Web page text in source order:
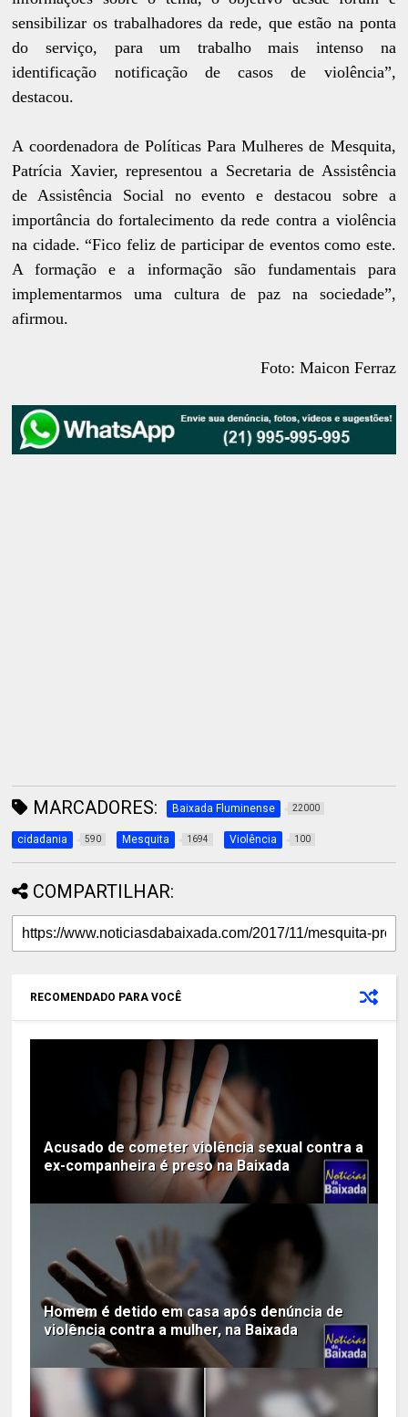
sensibilizar os trabalhadores da rede, que estão na ponta
do serviço, para um trabalho mais intenso na
identificação notificação de casos de violência”,
destacou.
A coordenadora de Políticas Para Mulheres de Mesquita,
Patrícia Xavier, representou a Secretaria de Assistência
de Assistência Social no evento e destacou sobre a
importância do fortalecimento da rede contra a violência
na cidade. “Fico feliz de participar de eventos como este.
A formação e a informação são fundamentais para
implementarmos uma cultura de paz na sociedade”,
afirmou.
Foto: Maicon Ferraz
MARCADORES: Baixada Fluminense 22000
cidadania 590 Mesquita 1694 Violência 100
COMPARTILHAR:
RECOMENDADO PARA VOCÊ
Acusado de cometer violência sexual contra a
ex-companheira é preso na Baixada
Homem é detido em casa após denúncia de
violência contra a mulher, na Baixada